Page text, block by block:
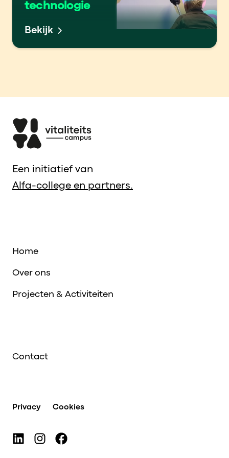
technologie
Bekijk
Een initiatief van
Alfa-college en partners.
Home
Over ons
Projecten & Activiteiten
Contact
Privacy Cookies